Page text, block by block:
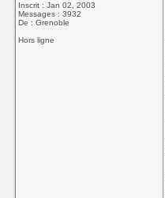
Inscrit : Jan 02, 2003
Messages : 3932
De : Grenoble
Hors ligne